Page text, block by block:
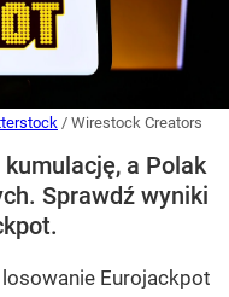
/ Wirestock Creators
a Polak
Sprawdź wyniki
Eurojackpot